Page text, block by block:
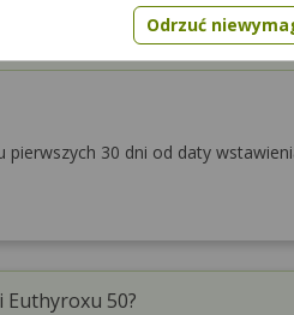
30 dni od daty
50?
Odrzuć